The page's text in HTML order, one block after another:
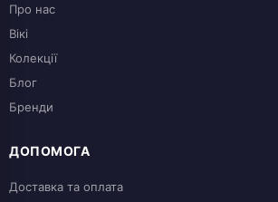
Про нас
Вікі
Колекції
Блог
Бренди
ДОПОМОГА
Доставка та оплата